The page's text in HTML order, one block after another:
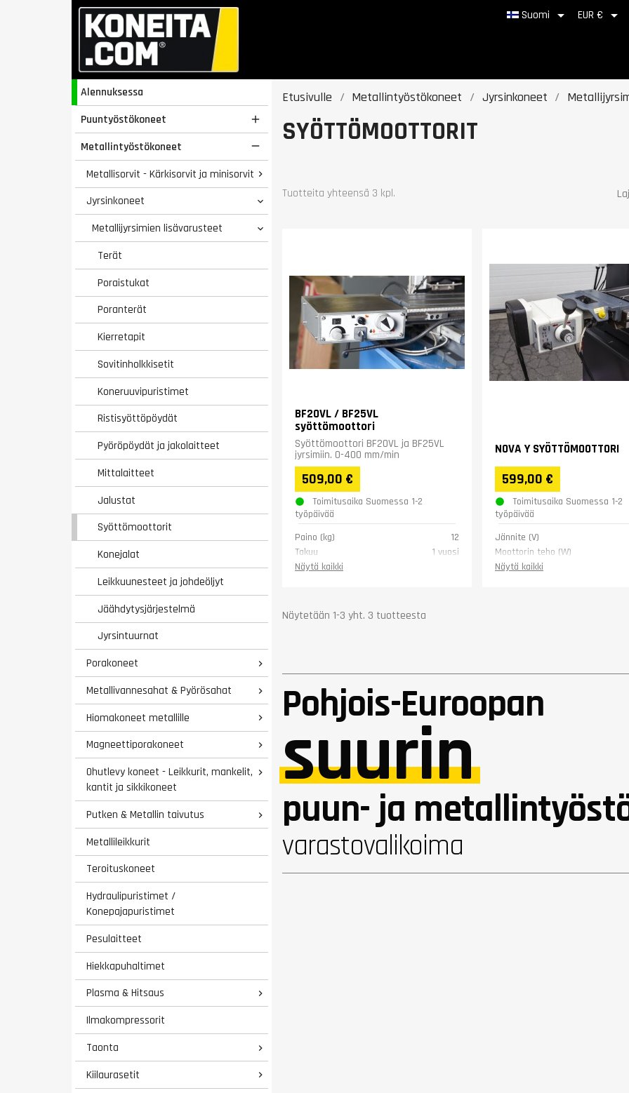
Suomi  EUR € 
Alennuksessa
Puuntyöstökoneet

Metallintyöstökoneet 
Metallisorvit - Kärkisorvit ja minisorvit 
Jyrsinkoneet 
Metallijyrsimien lisävarusteet 
Terät
Poraistukat
Poranterät
Kierretapit
Sovitinholkkisetit
Koneruuvipuristimet
Ristisyöttöpöydät
Pyöröpöydät ja jakolaitteet
Mittalaitteet
Jalustat
Syöttömoottorit
Konejalat
Leikkuunesteet ja johdeöljyt
Jäähdytysjärjestelmä
Jyrsintuurnat
Porakoneet

Metallivannesahat & Pyörösahat 
Hiomakoneet metallille 
Magneettiporakoneet 
Ohutlevy koneet - Leikkurit, mankelit,
kantit ja sikkikoneet

Putken & Metallin taivutus 
Metallileikkurit
Teroituskoneet
Hydraulipuristimet /
Konepajapuristimet
Pesulaitteet
Hiekkapuhaltimet
Plasma & Hitsaus

Ilmakompressorit
Taonta

Kiilaurasetit 
Etusivulle Metallintyöstökoneet Jyrsinkoneet
SYÖTTÖMOOTTORIT
Tuotteita yhteensä 3 kpl.
BF20VL / BF25VL
syöttömoottori
Syöttömoottori BF20VL ja BF25VL
jyrsimiin. 0-400 mm/min
509,00 €
Toimitusaika Suomessa 1-2
työpäivää
Paino (kg)
12
Takuu
1 vuosi
Näytä kaikki
NOVA Y SYÖTTÖMOOTTORI
599,00 €
Toimitusaika Suomessa 1-2
työpäivää
Jännite (V)
Moottorin teho (W)
Vääntömomentti (Nm)
Näytä kaikki
Näytetään 1-3 yht. 3 tuotteesta
Pohjois-Euroopan
suurin
puun- ja
varastovalikoima